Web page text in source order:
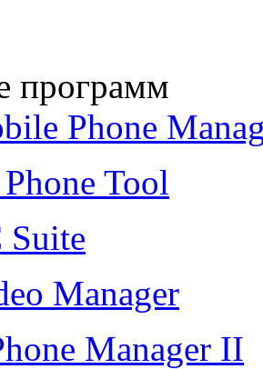
программ
Phone
Tool
Suite
Manager
Manager II